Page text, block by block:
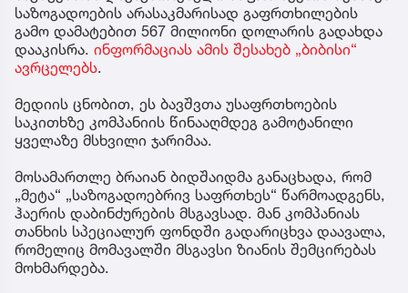
საზოგადოების არასაკმარისად გაფრთხილების
გამო დამატებით 567 მილიონი დოლარის გადახდა
დააკისრა. ინფორმაციას ამის შესახებ „ბიბისი“
ავრცელებს.
მედიის ცნობით, ეს ბავშვთა უსაფრთხოების
საკითხზე კომპანიის წინააღმდეგ გამოტანილი
ყველაზე მსხვილი ჯარიმაა.
მოსამართლე ბრაიან ბიდშაიდმა განაცხადა, რომ
„მეტა“ „საზოგადოებრივ საფრთხეს“ წარმოადგენს,
ჰაერის დაბინძურების მსგავსად. მან კომპანიას
თანხის სპეციალურ ფონდში გადარიცხვა დაავალა,
რომელიც მომავალში მსგავსი ზიანის შემცირებას
მოხმარდება.